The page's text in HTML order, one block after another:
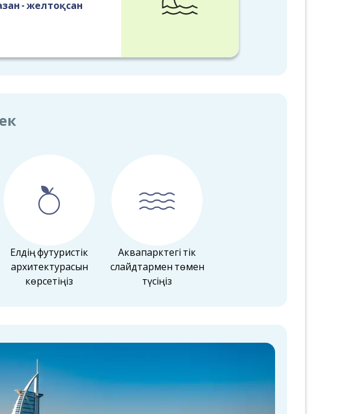
- желтоқсан
Елдің футуристік
архитектурасын
көрсетіңіз
Аквапарктегі тік
слайдтармен төмен
түсіңіз